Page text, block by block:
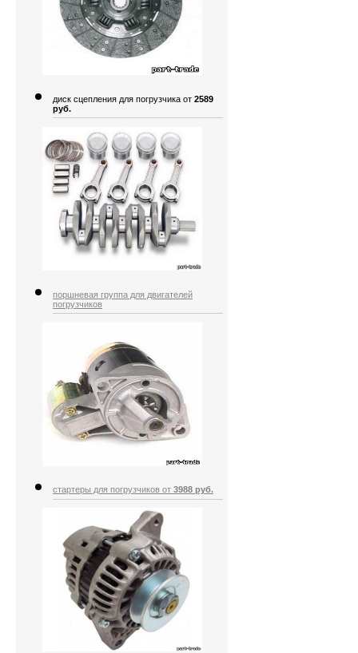
диск сцепления для погрузчика от 2589
руб.
поршневая группа для двигателей
погрузчиков
стартеры для погрузчиков от 3988 руб.